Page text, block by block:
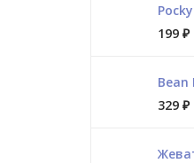
199 ₽
329 ₽